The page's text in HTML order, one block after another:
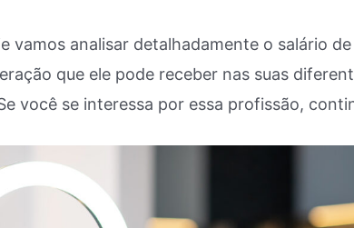
vamos analisar detalhadamente o salário
que ele pode receber nas suas
você se interessa por essa profissão,